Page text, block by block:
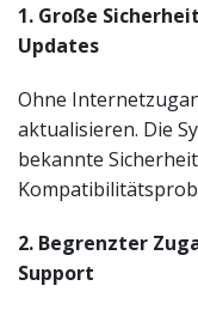
1. Große
Updates
Ohne
aktualisieren. Die
bekannte
2. Begrenzter
Support